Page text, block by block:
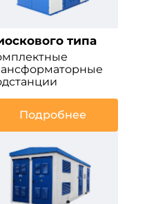
типа
Подробнее